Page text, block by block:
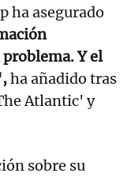
ha asegurado
Y el
ha añadido tras
Atlantic' y
sobre su